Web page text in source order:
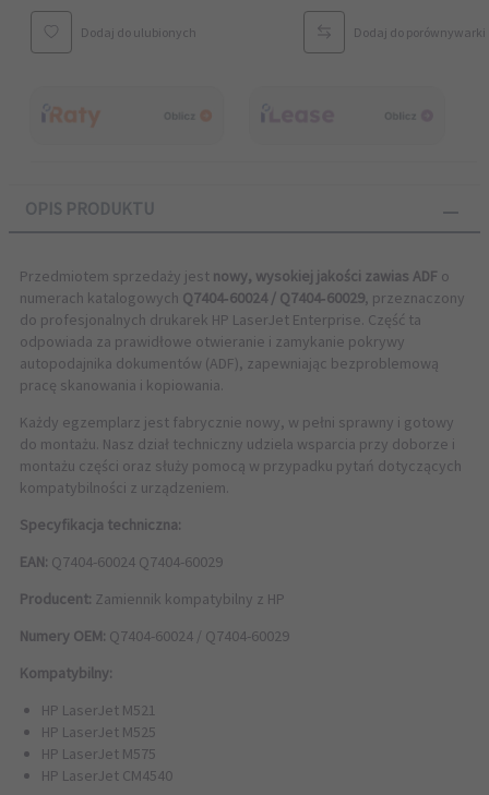
Dodaj do ulubionych Dodaj do porównywarki
OPIS PRODUKTU
Przedmiotem sprzedaży jest nowy, wysokiej jakości zawias ADF o
numerach katalogowych Q7404‑60024 / Q7404‑60029, przeznaczony
do profesjonalnych drukarek HP LaserJet Enterprise. Część ta
odpowiada za prawidłowe otwieranie i zamykanie pokrywy
autopodajnika dokumentów (ADF), zapewniając bezproblemową
pracę skanowania i kopiowania.
Każdy egzemplarz jest fabrycznie nowy, w pełni sprawny i gotowy
do montażu. Nasz dział techniczny udziela wsparcia przy doborze i
montażu części oraz służy pomocą w przypadku pytań dotyczących
kompatybilności z urządzeniem.
Specyfikacja techniczna:
EAN: Q7404-60024 Q7404-60029
Producent: Zamiennik kompatybilny z HP
Numery OEM: Q7404-60024 / Q7404-60029
Kompatybilny:
HP LaserJet M521
HP LaserJet M525
HP LaserJet M575
HP LaserJet CM4540